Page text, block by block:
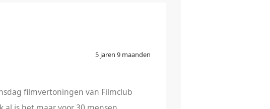
5 jaren 9 maanden
filmvertoningen van Filmclub